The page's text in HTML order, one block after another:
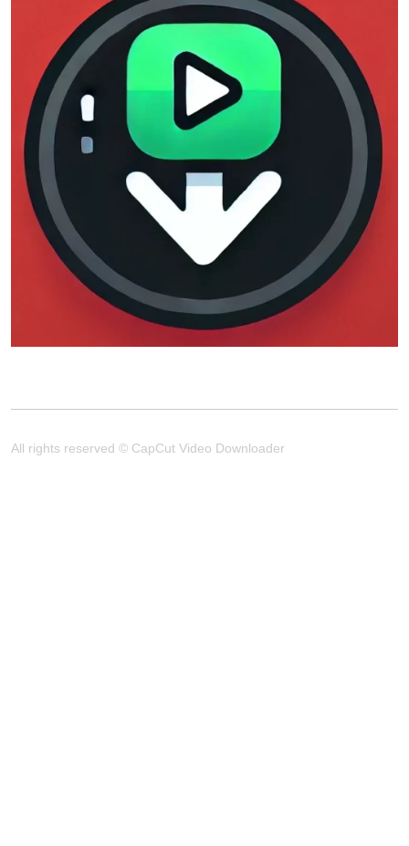
All rights reserved © CapCut Video Downloader